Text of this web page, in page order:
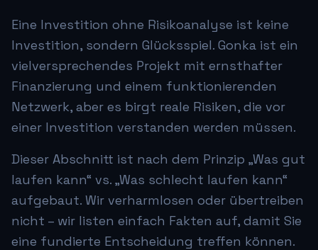
Eine Investition ohne Risikoanalyse ist keine
Investition, sondern Glücksspiel. Gonka ist ein
vielversprechendes Projekt mit ernsthafter
Finanzierung und einem funktionierenden
Netzwerk, aber es birgt reale Risiken, die vor
einer Investition verstanden werden müssen.
Dieser Abschnitt ist nach dem Prinzip „Was gut
laufen kann“ vs. „Was schlecht laufen kann“
aufgebaut. Wir verharmlosen oder übertreiben
nicht – wir listen einfach Fakten auf, damit Sie
eine fundierte Entscheidung treffen können.